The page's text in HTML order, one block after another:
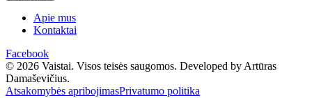
Apie mus
Kontaktai
Facebook
© 2026 Vaistai. Visos teisės saugomos. Developed by Artūras
Damaševičius.
Atsakomybės apribojimasPrivatumo politika